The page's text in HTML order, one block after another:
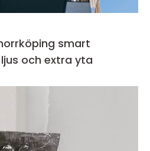
smart
och extra yta